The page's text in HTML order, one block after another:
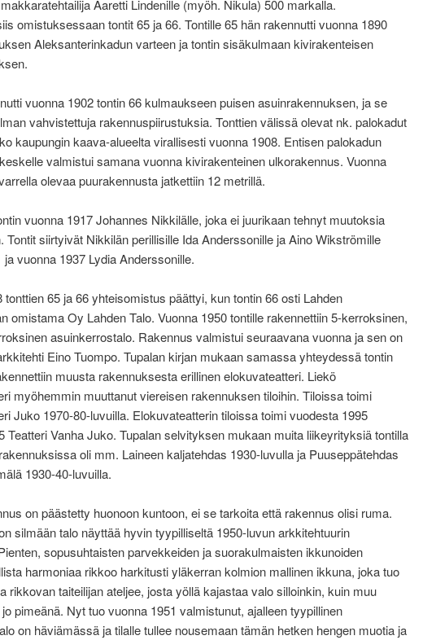
Aaretti Lindenille (myöh. Nikula) 500 markalla.
omistuksessaan tontit 65 ja 66. Tontille 65 hän rakennutti vuonna 1890
Aleksanterinkadun varteen ja tontin sisäkulmaan kivirakenteisen
vuonna 1902 tontin 66 kulmaukseen puisen asuinrakennuksen, ja se
vahvistettuja rakennuspiirustuksia. Tonttien välissä olevat nk. palokadut
kaupungin kaava-alueelta virallisesti vuonna 1908. Entisen palokadun
valmistui samana vuonna kivirakenteinen ulkorakennus. Vuonna
olevaa puurakennusta jatkettiin 12 metrillä.
vuonna 1917 Johannes Nikkilälle, joka ei juurikaan tehnyt muutoksia
Tontit siirtyivät Nikkilän perillisille Ida Anderssonille ja Aino Wikströmille
ja vuonna 1937 Lydia Anderssonille.
tonttien 65 ja 66 yhteisomistus päättyi, kun tontin 66 osti Lahden
omistama Oy Lahden Talo. Vuonna 1950 tontille rakennettiin 5-kerroksinen,
asuinkerrostalo. Rakennus valmistui seuraavana vuonna ja sen on
Eino Tuompo. Tupalan kirjan mukaan samassa yhteydessä tontin
muusta rakennuksesta erillinen elokuvateatteri. Liekö
myöhemmin muuttanut viereisen rakennuksen tiloihin. Tiloissa toimi
Juko 1970-80-luvuilla. Elokuvateatterin tiloissa toimi vuodesta 1995
Teatteri Vanha Juko. Tupalan selvityksen mukaan muita liikeyrityksiä tontilla
oli mm. Laineen kaljatehdas 1930-luvulla ja Puuseppätehdas
1930-40-luvuilla.
on päästetty huonoon kuntoon, ei se tarkoita että rakennus olisi ruma.
silmään talo näyttää hyvin tyypilliseltä 1950-luvun arkkitehtuurin
sopusuhtaisten parvekkeiden ja suorakulmaisten ikkunoiden
harmoniaa rikkoo harkitusti yläkerran kolmion mallinen ikkuna, joka tuo
rikkovan taiteilijan ateljee, josta yöllä kajastaa valo silloinkin, kuin muu
pimeänä. Nyt tuo vuonna 1951 valmistunut, ajalleen tyypillinen
on häviämässä ja tilalle tullee nousemaan tämän hetken hengen muotia ja